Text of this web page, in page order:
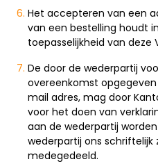
Het accepteren van een
van een bestelling houdt
toepasselijkheid van deze
De door de wederpartij
overeenkomst
mail adres, mag door
voor het doen van
aan de wederpartij
wederpartij ons schriftelijk
medegedeeld.